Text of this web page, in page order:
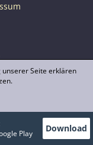
unter CC BY-SA,
angegeben
Play
Download
unserer Seite erklären